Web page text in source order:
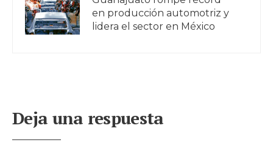
en producción automotriz y
lidera el sector en México
Deja una respuesta